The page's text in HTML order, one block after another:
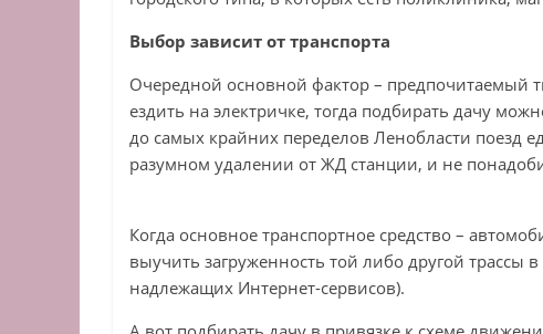
Выбор зависит от транспорта
Очередной основной фактор – предпочитаемый
ездить на электричке, тогда подбирать дачу
до самых крайних переделов Ленобласти поезд
разумном удалении от ЖД станции, и не
Когда основное транспортное средство –
выучить загруженность той либо другой трассы
надлежащих Интернет-сервисов).